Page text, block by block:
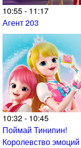
10:55 - 11:17
Агент 203
10:32 - 10:45
Поймай Тинипин!
Королевство эмоций